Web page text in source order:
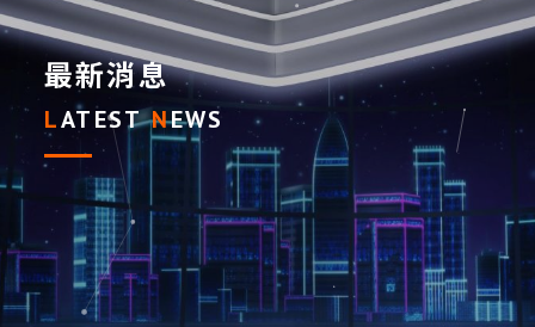
最新消息
LATEST NEWS